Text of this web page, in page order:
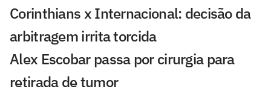
Corinthians x Internacional: decisão da
arbitragem irrita torcida
Alex Escobar passa por cirurgia para
retirada de tumor